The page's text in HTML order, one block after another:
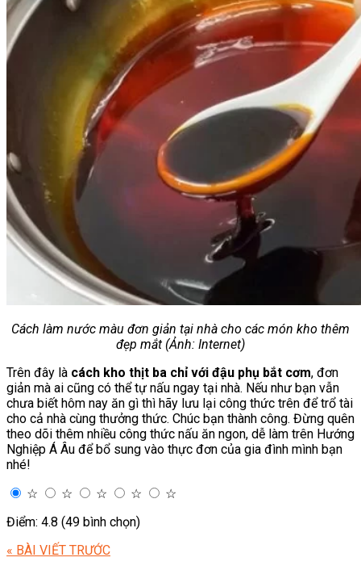
Cách làm nước màu đơn giản tại nhà cho các món kho thêm
đẹp mắt (Ảnh: Internet)
Trên đây là cách kho thịt ba chỉ với đậu phụ bắt cơm, đơn
giản mà ai cũng có thể tự nấu ngay tại nhà. Nếu như bạn vẫn
chưa biết hôm nay ăn gì thì hãy lưu lại công thức trên để trổ tài
cho cả nhà cùng thưởng thức. Chúc bạn thành công. Đừng quên
theo dõi thêm nhiều công thức nấu ăn ngon, dễ làm trên Hướng
Nghiệp Á Âu để bổ sung vào thực đơn của gia đình mình bạn
nhé!
☆
☆ ☆ ☆
☆
Điểm: 4.8 (49 bình chọn)
« BÀI VIẾT TRƯỚC